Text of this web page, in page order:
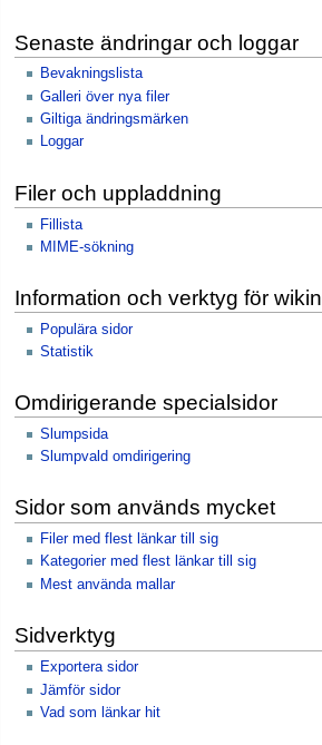
Senaste ändringar och loggar
Bevakningslista
Galleri över nya filer
Giltiga ändringsmärken
Loggar
Filer och uppladdning
Fillista
MIME-sökning
Information och verktyg för wikin
Populära sidor
Statistik
Omdirigerande specialsidor
Slumpsida
Slumpvald omdirigering
Sidor som används mycket
Filer med flest länkar till sig
Kategorier med flest länkar till sig
Mest använda mallar
Sidverktyg
Exportera sidor
Jämför sidor
Vad som länkar hit